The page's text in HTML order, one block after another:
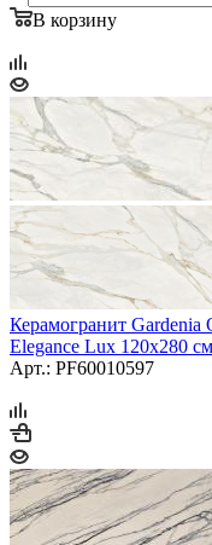
В корзину
Керамогранит Gardenia
Elegance Lux 120x280 см
Арт.: PF60010597